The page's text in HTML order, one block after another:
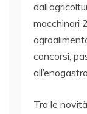
macchinari
concorsi,
Tra le